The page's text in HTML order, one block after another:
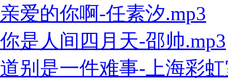
亲爱的你啊-任素汐.mp3
你是人间四月天-邵帅.mp3
道别是一件难事-上海彩